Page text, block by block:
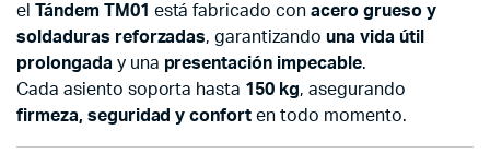
el Tándem TM01 está fabricado con acero grueso y
soldaduras reforzadas, garantizando una vida útil
prolongada y una presentación impecable.
Cada asiento soporta hasta 150 kg, asegurando
firmeza, seguridad y confort en todo momento.